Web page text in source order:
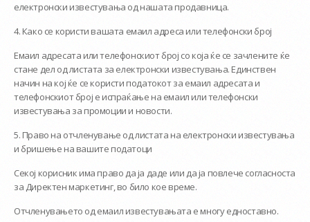
електронски известувања од нашата продавница.
4. Како се користи вашата емаил адреса или телефонски број
Емаил адресата или телефонскиот број со која ќе се зачлените ќе
стане дел од листата за електронски известувања. Единствен
начин на кој ќе се користи податокот за емаил адресата и
телефонскиот број е испраќање на емаил или телефонски
известувања за промоции и новости.
5. Право на отчленување од листата на електронски известувања
и бришење на вашите податоци
Секој корисник има право да ја даде или да ја повлече согласноста
за Директен маркетинг, во било кое време.
Отчленувањето од емаил известувањата е многу едноставно.